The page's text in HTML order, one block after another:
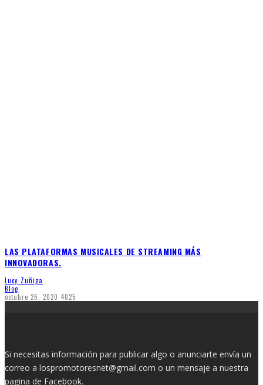
LAS PLATAFORMAS MUSICALES DE STREAMING MÁS
INNOVADORAS.
Lucy Zuñiga
Blog
octubre 26, 2020 4025
Si necesitas información para publicar algo o anunciarte envía un
correo a lospromotoresnet@gmail.com o un mensaje a nuestra
pagina de Facebook.